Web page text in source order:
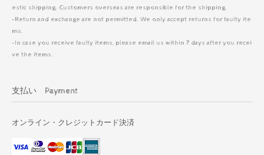
estic shipping. Customers overseas are responsible for the shipping.
-Return and exchange are not permitted. We only accept returns for faulty ite
ms.
-In case you receive faulty items, please email us within 7 days after you recei
ve the items.
支払い Payment
オンライン・クレジットカード決済